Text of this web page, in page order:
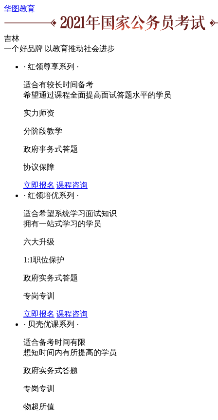
华图教育
吉林
一个好品牌 以教育推动社会进步
· 红领尊享系列 ·
适合有较长时间备考
希望通过课程全面提高面试答题水平的学员
实力师资
分阶段教学
政府事务式答题
协议保障
立即报名 课程咨询
· 红领培优系列 ·
适合希望系统学习面试知识
拥有一站式学习的学员
六大升级
1:1职位保护
政府实务式答题
专岗专训
立即报名 课程咨询
· 贝壳优课系列 ·
适合备考时间有限
想短时间内有所提高的学员
政府实务式答题
专岗专训
物超所值